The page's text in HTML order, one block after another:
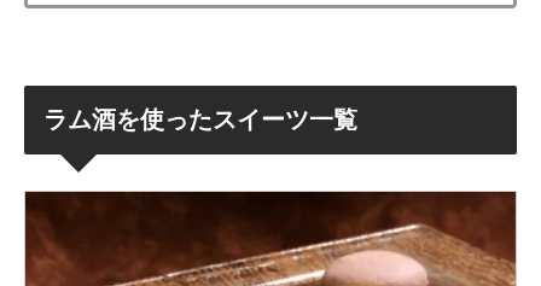
ラム酒を使ったスイーツ一覧